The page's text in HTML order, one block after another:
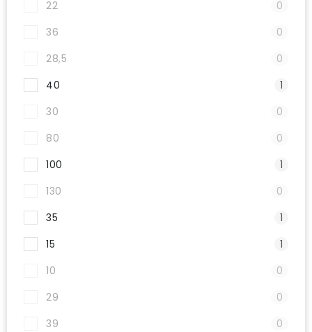
22
0
36
0
28,5
0
40
1
30
0
80
0
100
1
130
0
35
1
15
1
10
0
29
0
39
0